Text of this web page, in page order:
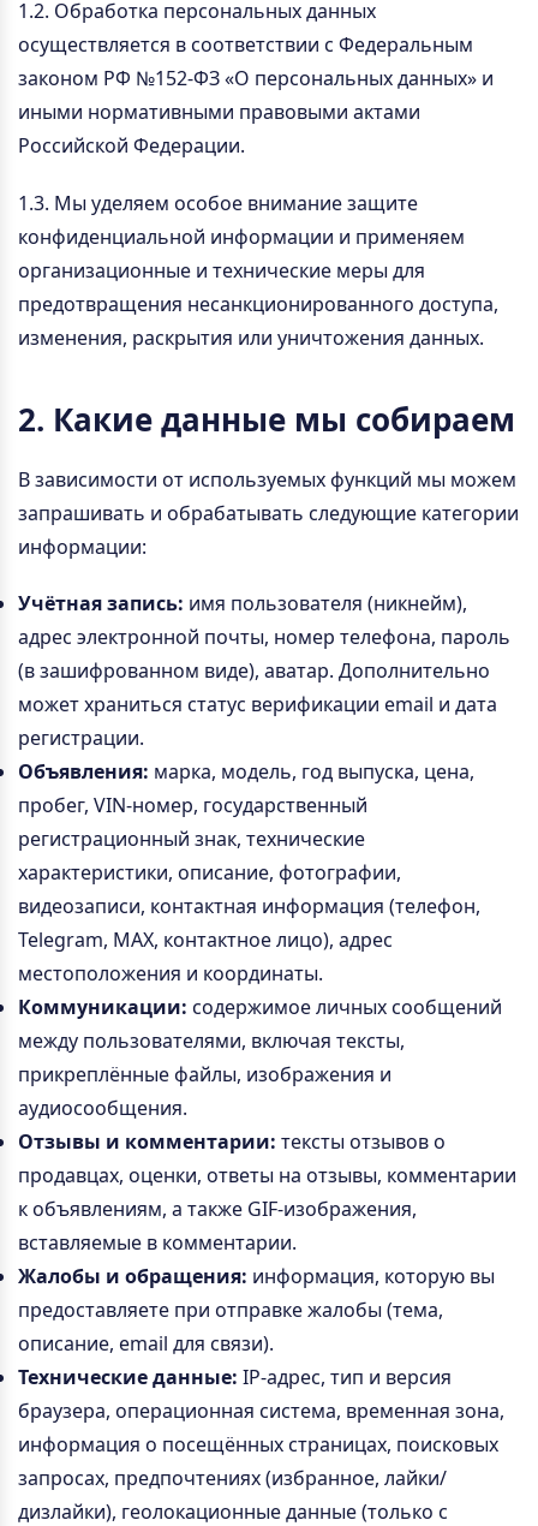
1.2. Обработка персональных данных
осуществляется в соответствии с Федеральным
законом РФ №152-ФЗ «О персональных данных» и
иными нормативными правовыми актами
Российской Федерации.
1.3. Мы уделяем особое внимание защите
конфиденциальной информации и применяем
организационные и технические меры для
предотвращения несанкционированного доступа,
изменения, раскрытия или уничтожения данных.
2. Какие данные мы собираем
В зависимости от используемых функций мы можем
запрашивать и обрабатывать следующие категории
информации:
Учётная запись: имя пользователя (никнейм),
адрес электронной почты, номер телефона, пароль
(в зашифрованном виде), аватар. Дополнительно
может храниться статус верификации email и дата
регистрации.
Объявления: марка, модель, год выпуска, цена,
пробег, VIN-номер, государственный
регистрационный знак, технические
характеристики, описание, фотографии,
видеозаписи, контактная информация (телефон,
Telegram, MAX, контактное лицо), адрес
местоположения и координаты.
Коммуникации: содержимое личных сообщений
между пользователями, включая тексты,
прикреплённые файлы, изображения и
аудиосообщения.
Отзывы и комментарии: тексты отзывов о
продавцах, оценки, ответы на отзывы, комментарии
к объявлениям, а также GIF-изображения,
вставляемые в комментарии.
Жалобы и обращения: информация, которую вы
предоставляете при отправке жалобы (тема,
описание, email для связи).
Технические данные: IP-адрес, тип и версия
браузера, операционная система, временная зона,
информация о посещённых страницах, поисковых
запросах, предпочтениях (избранное, лайки/
дизлайки), геолокационные данные (только с